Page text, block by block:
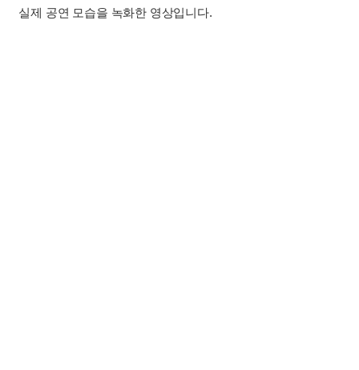
실제 공연 모습을 녹화한 영상입니다.